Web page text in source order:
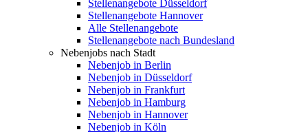
Stellenangebote Düsseldorf
Stellenangebote Hannover
Alle Stellenangebote
Stellenangebote nach Bundesland
Nebenjobs nach Stadt
Nebenjob in Berlin
Nebenjob in Düsseldorf
Nebenjob in Frankfurt
Nebenjob in Hamburg
Nebenjob in Hannover
Nebenjob in Köln